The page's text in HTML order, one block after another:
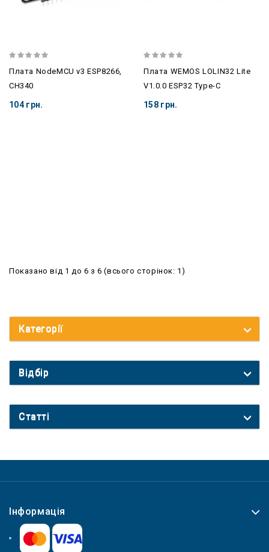
Плата NodeMCU v3 ESP8266,
CH340
104 грн.
Плата WEMOS LOLIN32 Lite
V1.0.0 ESP32 Type-C
158 грн.
Показано від 1 до 6 з 6 (всього сторінок: 1)
Категорії
Відбір
Статті
Інформація